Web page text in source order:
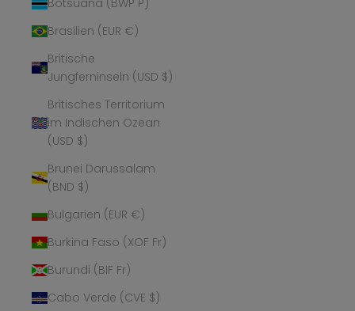
Brasilien (EUR €)
Britische
Jungferninseln (USD $)
Britisches Territorium
im Indischen Ozean
(USD $)
Brunei Darussalam
(BND $)
Bulgarien (EUR €)
Burkina Faso (XOF Fr)
Burundi (BIF Fr)
Cabo Verde (CVE $)